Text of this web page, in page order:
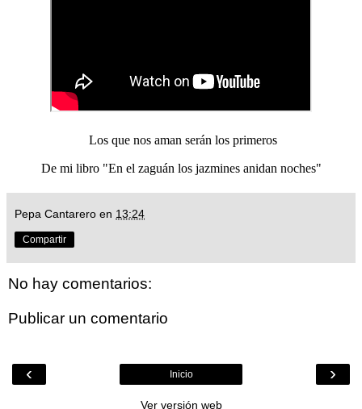
Los que nos aman serán los primeros
De mi libro "En el zaguán los jazmines anidan noches"
Pepa Cantarero en 13:24
Compartir
No hay comentarios:
Publicar un comentario
‹ ›
Inicio
Ver versión web